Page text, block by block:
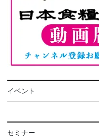
イベント
セミナー